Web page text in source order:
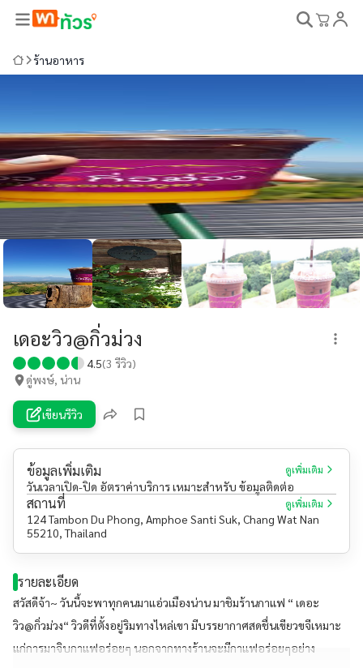
ร้านอาหาร
1+
เดอะวิว@กิ่วม่วง
4.5(3 รีวิว)
ดู่พงษ์, น่าน
เขียนรีวิว
ข้อมูลเพิ่มเติม ดูเพิ่มเติม
วันเวลาเปิด-ปิด อัตราค่าบริการ เหมาะสำหรับ ข้อมูลติดต่อ
สถานที่ ดูเพิ่มเติม
124 Tambon Du Phong, Amphoe Santi Suk, Chang Wat Nan
55210, Thailand
รายละเอียด
สวัสดีจ้า~ วันนี้จะพาทุกคนมาแอ่วเมืองน่าน มาชิมร้านกาแฟ “ เดอะ
วิว@กิ่วม่วง“ วิวดีที่ตั้งอยู่ริมทางไหล่เขา มีบรรยากาศสดชื่นเขียวขจีเหมาะ
แก่การมาจิบกาแฟอร่อยๆ นอกจากทางร้านจะมีกาแฟอร่อยๆอย่าง